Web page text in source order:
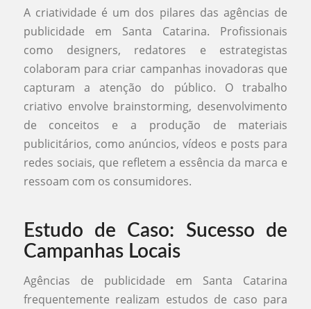
A criatividade é um dos pilares das agências de
publicidade em Santa Catarina. Profissionais
como designers, redatores e estrategistas
colaboram para criar campanhas inovadoras que
capturam a atenção do público. O trabalho
criativo envolve brainstorming, desenvolvimento
de conceitos e a produção de materiais
publicitários, como anúncios, vídeos e posts para
redes sociais, que refletem a essência da marca e
ressoam com os consumidores.
Estudo de Caso: Sucesso de
Campanhas Locais
Agências de publicidade em Santa Catarina
frequentemente realizam estudos de caso para